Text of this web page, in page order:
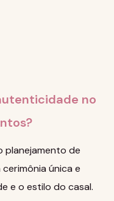
no
planejamento de
única e
e o estilo do casal.